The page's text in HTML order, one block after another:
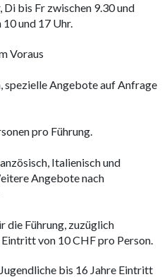
bis Fr zwischen 9.30 und
10 und 17 Uhr.
Voraus
spezielle Angebote auf Anfrage
pro Führung.
Italienisch und
Angebote nach
die Führung, zuzüglich
von 10 CHF pro Person.
bis 16 Jahre Eintritt